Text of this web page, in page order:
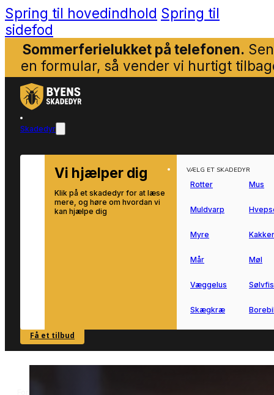
Spring til hovedindhold Spring til
sidefod
Sommerferielukket på telefonen.
en formular, så vender vi hurtigt
Skadedyr
Vi hjælper dig
Klik på et skadedyr for at læse
mere, og høre om hvordan vi
kan hjælpe dig
SE OVERSIGT
VÆLG ET SKADEDYR
Rotter Mus
Muldvarp
Myre
Mår Møl
Væggelus
Skægkræ
Få et tilbud